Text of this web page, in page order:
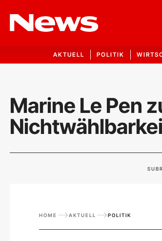
AKTUELL POLITIK
Marine Le Pen
HOME AKTUELL POLITIK